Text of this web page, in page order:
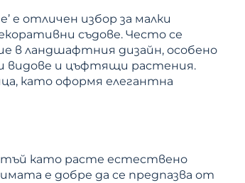
е отличен избор за малки
съдове. Често се
в ландшафтния дизайн, особено
видове и цъфтящи растения.
като оформя елегантна
тъй като расте естествено
е добре да се предпазва от